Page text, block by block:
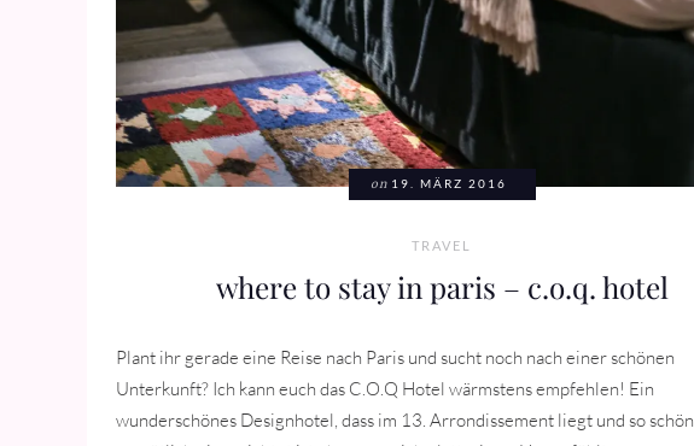
on 19. MÄRZ 2016
TRAVEL
where to stay in paris – c.o.q. hotel
Plant ihr gerade eine Reise nach Paris und sucht noch nach einer schönen
Unterkunft? Ich kann euch das C.O.Q Hotel wärmstens empfehlen! Ein
wunderschönes Designhotel, dass im 13. Arrondissement liegt und so schön